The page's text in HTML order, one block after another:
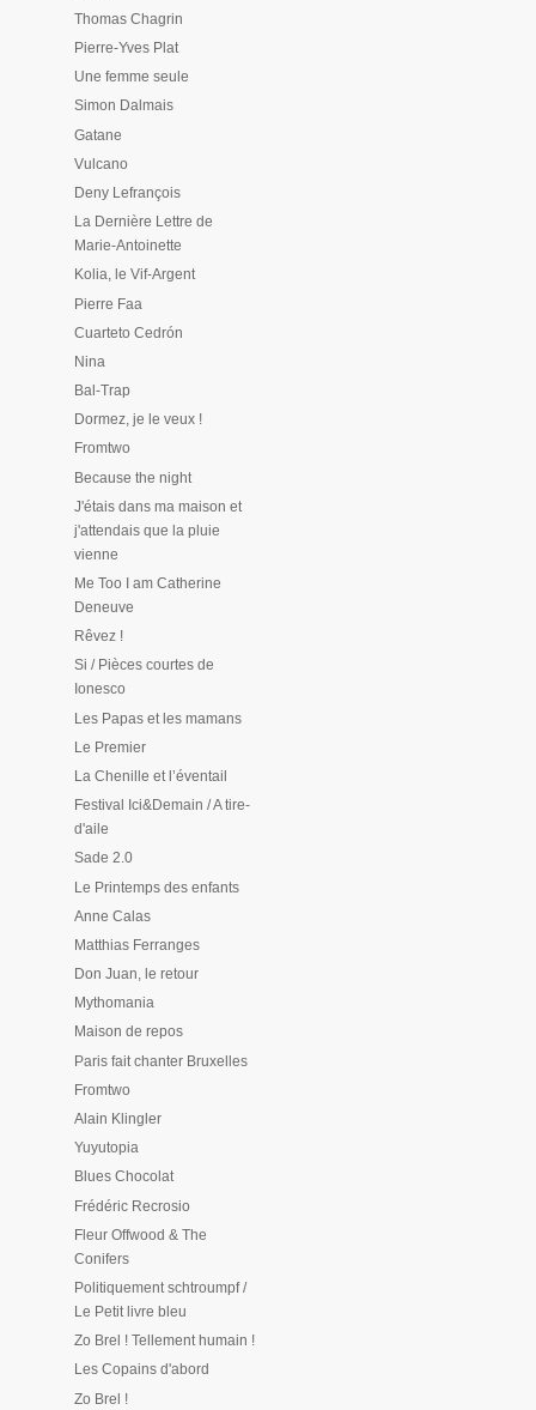
Thomas Chagrin
Pierre-Yves Plat
Une femme seule
Simon Dalmais
Gatane
Vulcano
Deny Lefrançois
La Dernière Lettre de
Marie-Antoinette
Kolia, le Vif-Argent
Pierre Faa
Cuarteto Cedrón
Nina
Bal-Trap
Dormez, je le veux !
Fromtwo
Because the night
J'étais dans ma maison et
j'attendais que la pluie
vienne
Me Too I am Catherine
Deneuve
Rêvez !
Si / Pièces courtes de
Ionesco
Les Papas et les mamans
Le Premier
La Chenille et l’éventail
Festival Ici&Demain / A tire-
d'aile
Sade 2.0
Le Printemps des enfants
Anne Calas
Matthias Ferranges
Don Juan, le retour
Mythomania
Maison de repos
Paris fait chanter Bruxelles
Fromtwo
Alain Klingler
Yuyutopia
Blues Chocolat
Frédéric Recrosio
Fleur Offwood & The
Conifers
Politiquement schtroumpf /
Le Petit livre bleu
Zo Brel ! Tellement humain !
Les Copains d'abord
Zo Brel !